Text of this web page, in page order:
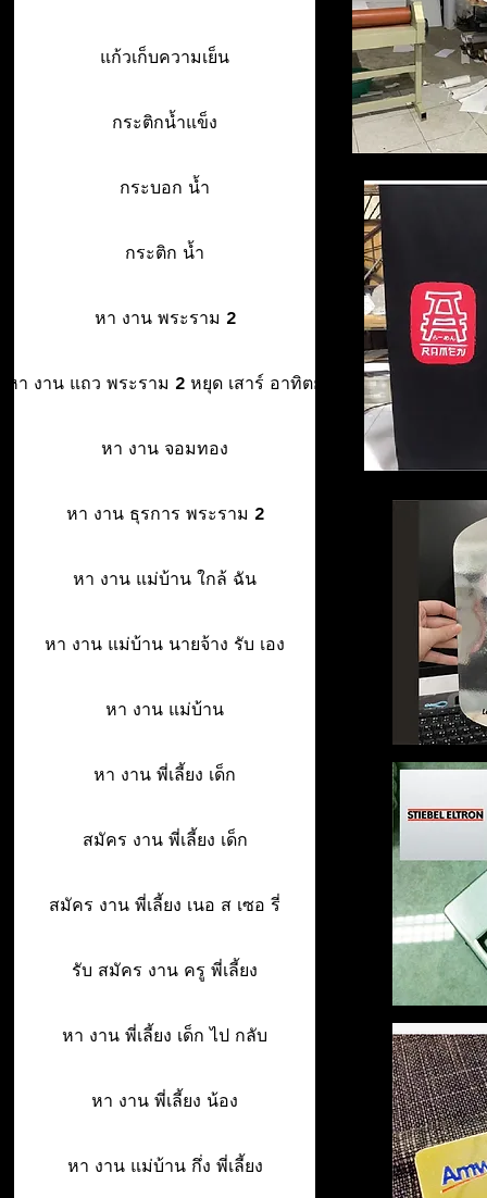
แก้วเก็บความเย็น
กระติกน้ำแข็ง
กระบอก น้ำ
กระติก น้ำ
หา งาน พระราม 2
หา งาน แถว พระราม 2 หยุด เสาร์ อาทิตย์
หา งาน จอมทอง
หา งาน ธุรการ พระราม 2
หา งาน แม่บ้าน ใกล้ ฉัน
หา งาน แม่บ้าน นายจ้าง รับ เอง
หา งาน แม่บ้าน
หา งาน พี่เลี้ยง เด็ก
สมัคร งาน พี่เลี้ยง เด็ก
สมัคร งาน พี่เลี้ยง เนอ ส เซอ รี่
รับ สมัคร งาน ครู พี่เลี้ยง
หา งาน พี่เลี้ยง เด็ก ไป กลับ
หา งาน พี่เลี้ยง น้อง
หา งาน แม่บ้าน กึ่ง พี่เลี้ยง